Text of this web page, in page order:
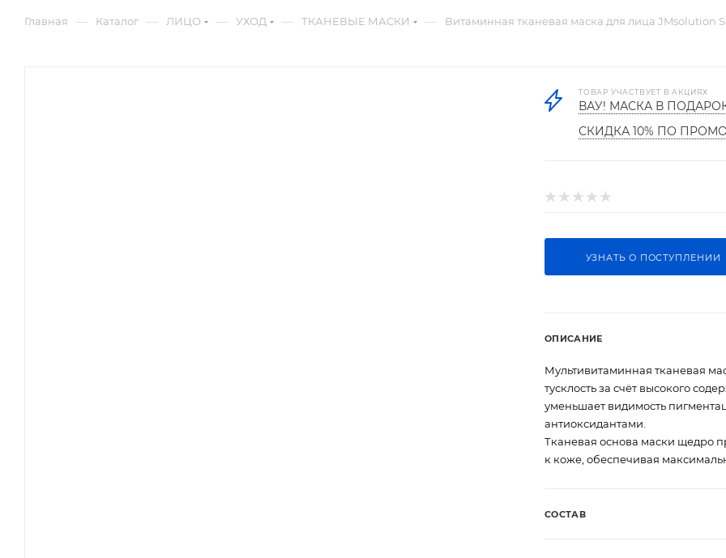
Главная — Каталог — ЛИЦО — УХОД — ТКАНЕВЫЕ МАСКИ — Витаминная тканевая маска для лица JMsolution
ТОВАР УЧАСТВУЕТ В АКЦИЯХ
ВАУ! МАСКА В
СКИДКА 10% ПО
УЗНАТЬ О ПОСТУПЛЕНИИ
ОПИСАНИЕ
Мультивитаминная тканевая
тусклость за счёт высокого
уменьшает видимость
антиоксидантами.
Тканевая основа маски щедро
к коже, обеспечивая
СОСТАВ